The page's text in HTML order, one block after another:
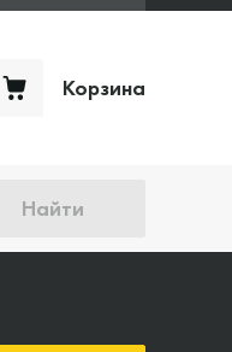
Корзина
Найти